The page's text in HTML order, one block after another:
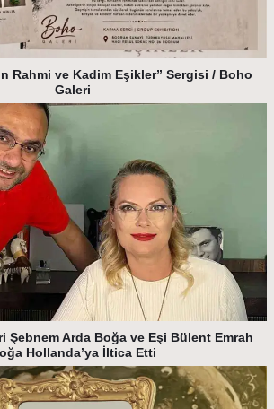
Rahmi ve Kadim Eşikler” Sergisi / Boho
Galeri
Şebnem Arda Boğa ve Eşi Bülent Emrah
Hollanda’ya İltica Etti